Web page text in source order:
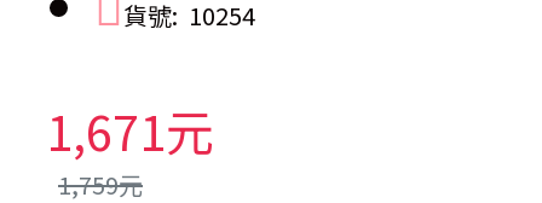
貨號: 10254
1,671元
1,759元